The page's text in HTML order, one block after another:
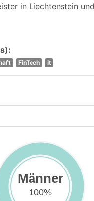
in Liechtenstein
FinTech it
Männer
100%